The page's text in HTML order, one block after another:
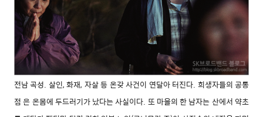
전남 곡성. 살인, 화재, 자살 등 온갖 사건이 연달아 터진다. 희생자들의 공통
점 은 온몸에 두드러기가 났다는 사실이다. 또 마을의 한 남자는 산에서 약초